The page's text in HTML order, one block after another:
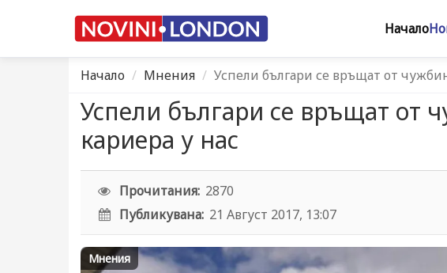
Начало
Начало Мнения Успели българи се връщат от
Успели българи се връщат от
кариера у нас
Прочитания: 2870
Публикувана: 21 Август 2017, 13:07
Мнения